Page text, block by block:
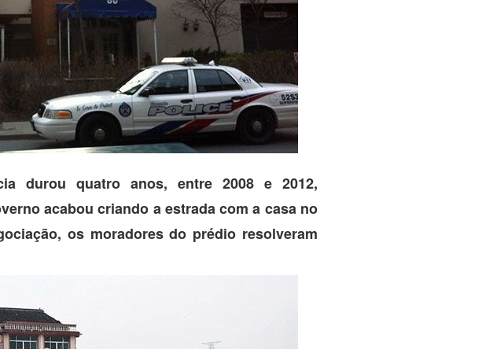
durou quatro anos, entre 2008 e 2012,
acabou criando a estrada com a casa no
os moradores do prédio resolveram